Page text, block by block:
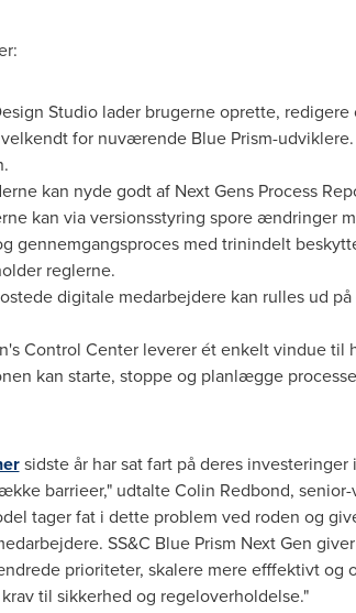
Studio lader brugerne oprette,
for nuværende Blue Prism-
kan nyde godt af Next Gens Process
kan via versionsstyring spore ændringer
gennemgangsproces med trinindelt
reglerne.
digitale medarbejdere kan rulles ud
Control Center leverer ét enkelt vindue
kan starte, stoppe og planlægge
sidste år har sat fart på deres
barrieer," udtalteColin Redbond,
tager fat i dette problem ved roden og
SS&C Blue Prism Next Gen
prioriteter, skalere mere efffektivt
til sikkerhed og regeloverholdelse."